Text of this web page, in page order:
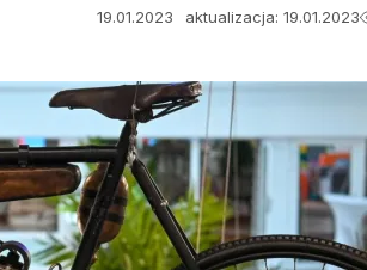
19.01.2023 aktualizacja: 19.01.2023